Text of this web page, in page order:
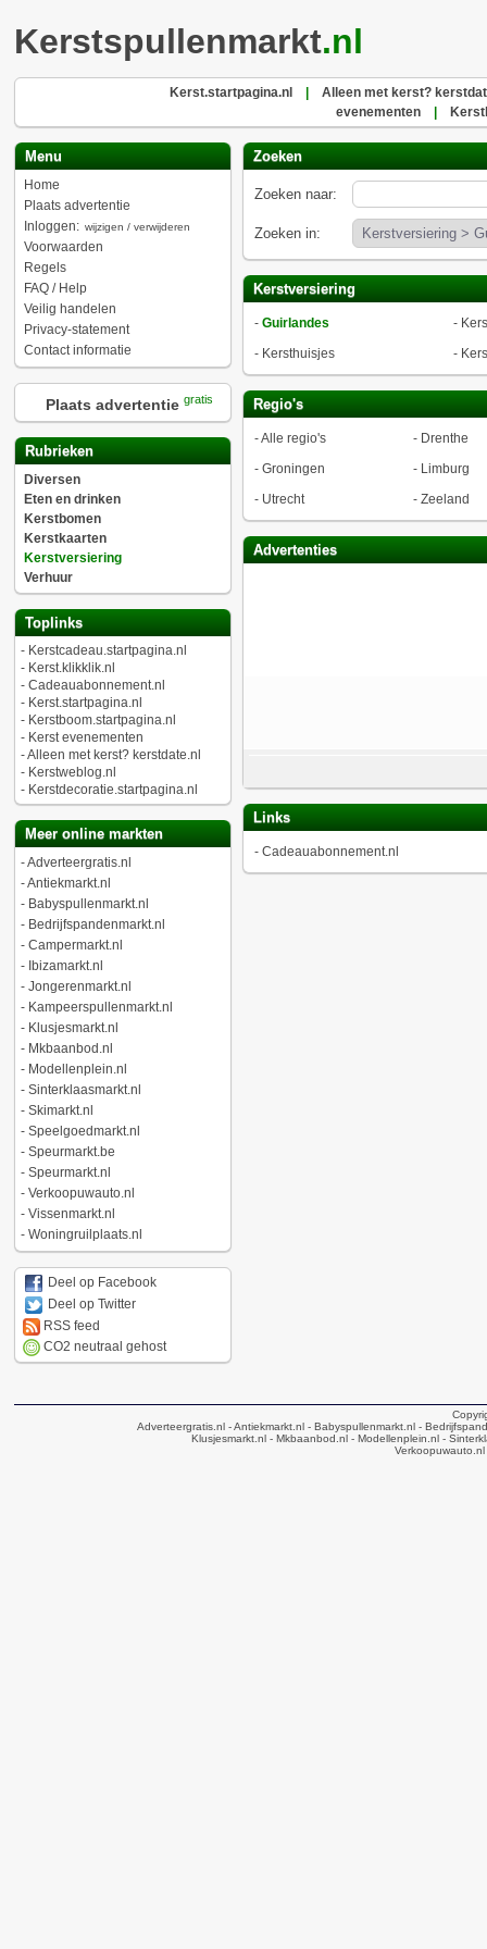
Kerstspullenmarkt.nl
Kerst.startpagina.nl
Alleen met kerst?
evenementen
Menu
Home
Plaats advertentie
Inloggen: wijzigen / verwijderen
Voorwaarden
Regels
FAQ / Help
Veilig handelen
Privacy-statement
Contact informatie
Plaats advertentie gratis
Rubrieken
Diversen
Eten en drinken
Kerstbomen
Kerstkaarten
Kerstversiering
Verhuur
Toplinks
- Kerstcadeau.startpagina.nl
- Kerst.klikklik.nl
- Cadeauabonnement.nl
- Kerst.startpagina.nl
- Kerstboom.startpagina.nl
- Kerst evenementen
-Alleen met kerst? kerstdate.nl
- Kerstweblog.nl
- Kerstdecoratie.startpagina.nl
Meer online markten
-Adverteergratis.nl
-Antiekmarkt.nl
- Babyspullenmarkt.nl
- Bedrijfspandenmarkt.nl
- Campermarkt.nl
- Ibizamarkt.nl
- Jongerenmarkt.nl
- Kampeerspullenmarkt.nl
- Klusjesmarkt.nl
- Mkbaanbod.nl
- Modellenplein.nl
- Sinterklaasmarkt.nl
- Skimarkt.nl
- Speelgoedmarkt.nl
- Speurmarkt.be
- Speurmarkt.nl
- Verkoopuwauto.nl
- Vissenmarkt.nl
- Woningruilplaats.nl
Deel op Facebook
Deel op Twitter
RSS feed
CO2 neutraal gehost
Zoeken
Zoeken naar:
Zoeken in:
Kerstversiering
- Guirlandes -
- Kersthuisjes -
Regio's
-Alle regio's - Drenthe
- Groningen - Limburg
- Utrecht - Zeeland
Advertenties
Links
- Cadeauabonnement.nl
Adverteergratis.nl - Antiekmarkt.nl - Babyspullenmarkt.nl -
Klusjesmarkt.nl- Mkbaanbod.nl- Modellenplein.nl-
Verkoopuwauto.nl